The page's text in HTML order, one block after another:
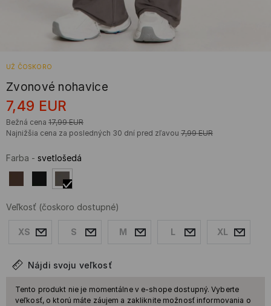
UŽ ČOSKORO
Zvonové nohavice
7,49 EUR
Bežná cena 17,99 EUR
Najnižšia cena za posledných 30 dní pred zľavou 7,99 EUR
Farba - svetlošedá
Veľkosť (čoskoro dostupné)
XS S M L XL
Nájdi svoju veľkosť
Tento produkt nie je momentálne v e-shope dostupný. Vyberte
veľkosť, o ktorú máte záujem a zakliknite možnosť informovania o